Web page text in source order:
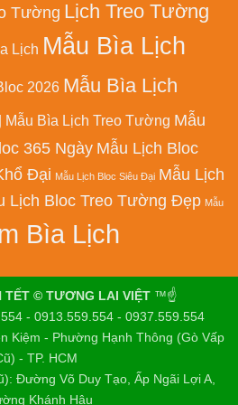
Tường Lịch Treo Tường
Lịch Mẫu Bìa Lịch
2026 Mẫu Bìa Lịch
Mẫu Bìa Lịch Treo Tường Mẫu
365 Ngày Mẫu Lịch Bloc
Đại Mẫu Lịch Bloc Siêu Đại Mẫu Lịch
Lịch Bloc Treo Tường Đẹp Mẫu
Bìa Lịch
TẾT © TƯƠNG LAI VIỆT ™☝️
- 0913.559.554 - 0937.559.554
Kiệm - Phường Hạnh Thông (Gò Vấp
- TP. HCM
Đường Võ Duy Tạo, Ấp Ngãi Lợi A,
Khánh Hậu